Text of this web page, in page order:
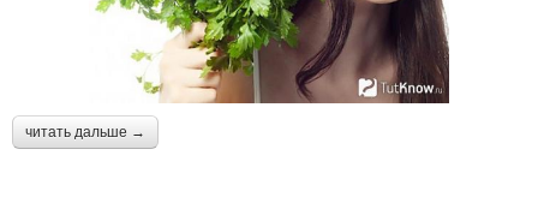
читать дальше →